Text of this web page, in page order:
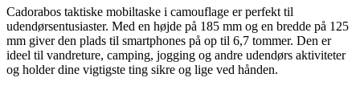
Cadorabos taktiske mobiltaske i camouflage er perfekt til
udendørsentusiaster. Med en højde på 185 mm og en bredde på 125
mm giver den plads til smartphones på op til 6,7 tommer. Den er
ideel til vandreture, camping, jogging og andre udendørs aktiviteter
og holder dine vigtigste ting sikre og lige ved hånden.